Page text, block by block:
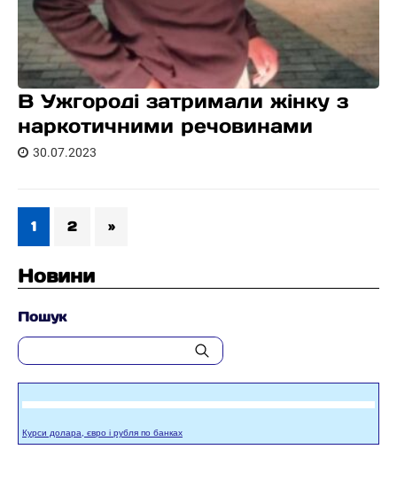
В Ужгороді затримали жінку з
наркотичними речовинами
30.07.2023
1 2 »
Новини
Пошук
Курси долара, євро і рубля по банках